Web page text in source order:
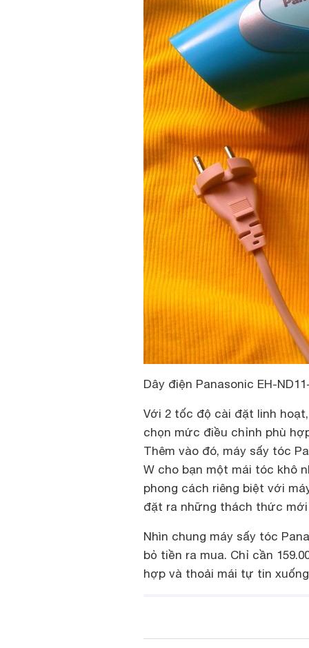
Dây điện Panasonic EH-
Với 2 tốc độ cài đặt linh
chọn mức điều chỉnh phù
Thêm vào đó, máy sấy tóc
W cho bạn một mái tóc khô
phong cách riêng biệt với
đặt ra những thách thức mới
Nhìn chung máy sấy tóc
bỏ tiền ra mua. Chỉ cần
hợp và thoải mái tự tin